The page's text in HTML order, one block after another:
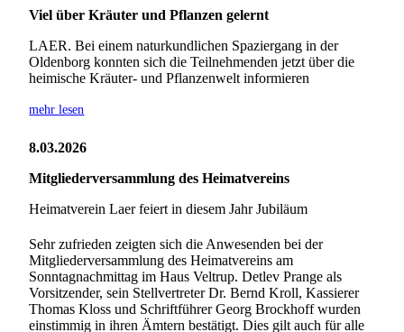
Viel über Kräuter und Pflanzen gelernt
LAER. Bei einem naturkundlichen Spaziergang in der
Oldenborg konnten sich die Teilnehmenden jetzt über die
heimische Kräuter- und Pflanzenwelt informieren
mehr lesen
8.03.2026
Mitgliederversammlung des Heimatvereins
Heimatverein Laer feiert in diesem Jahr Jubiläum
Sehr zufrieden zeigten sich die Anwesenden bei der
Mitgliederversammlung des Heimatvereins am
Sonntagnachmittag im Haus Veltrup. Detlev Prange als
Vorsitzender, sein Stellvertreter Dr. Bernd Kroll, Kassierer
Thomas Kloss und Schriftführer Georg Brockhoff wurden
einstimmig in ihren Ämtern bestätigt. Dies gilt auch für alle